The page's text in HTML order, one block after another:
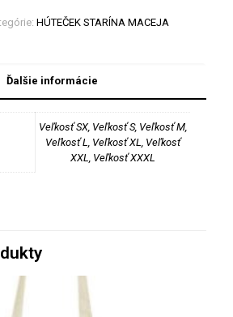
HÚTEČEK STARÍNA MACEJA
Ďalšie informácie
Veľkosť SX, Veľkosť S, Veľkosť M,
Veľkosť L, Veľkosť XL, Veľkosť
XXL, Veľkosť XXXL